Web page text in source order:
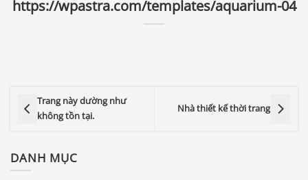
https://wpastra.com/templates/aquarium-04
Trang này dường như
không tồn tại.
Nhà thiết kế thời trang
DANH MỤC